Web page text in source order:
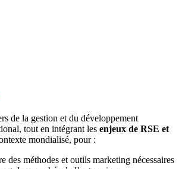
de la gestion et du développement
tout en intégrant les enjeux de RSE et
mondialisé, pour :
des méthodes et outils marketing nécessaires